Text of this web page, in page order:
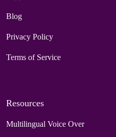
Blog
Privacy Policy
Terms of Service
Resources
Multilingual Voice Over